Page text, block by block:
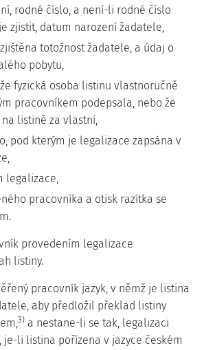
rodné číslo, a není-li rodné číslo
zjistit, datum narození žadatele,
totožnost žadatele, a údaj o
pobytu,
fyzická osoba listinu vlastnoručně
pracovníkem podepsala, nebo že
listině za vlastní,
pod kterým je legalizace zapsána v
legalizace,
pracovníka a otisk razítka se
provedením legalizace
listiny.
pracovník jazyk, v němž je listina
aby předložil překlad listiny
3) a nestane-li se tak, legalizaci
li listina pořízena v jazyce českém